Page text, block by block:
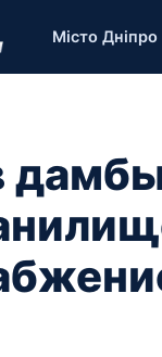
Місто Дніпро